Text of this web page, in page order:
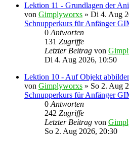
Lektion 11 - Grundlagen der
von Gimplyworxs » Di 4. Aug
Schnupperkurs für Anfänger
0 Antworten
131 Zugriffe
Letzter Beitrag von
Di 4. Aug 2026, 10:50
Lektion 10 - Auf Objekt
von Gimplyworxs » So 2. Aug
Schnupperkurs für Anfänger
0 Antworten
242 Zugriffe
Letzter Beitrag von
So 2. Aug 2026, 20:30